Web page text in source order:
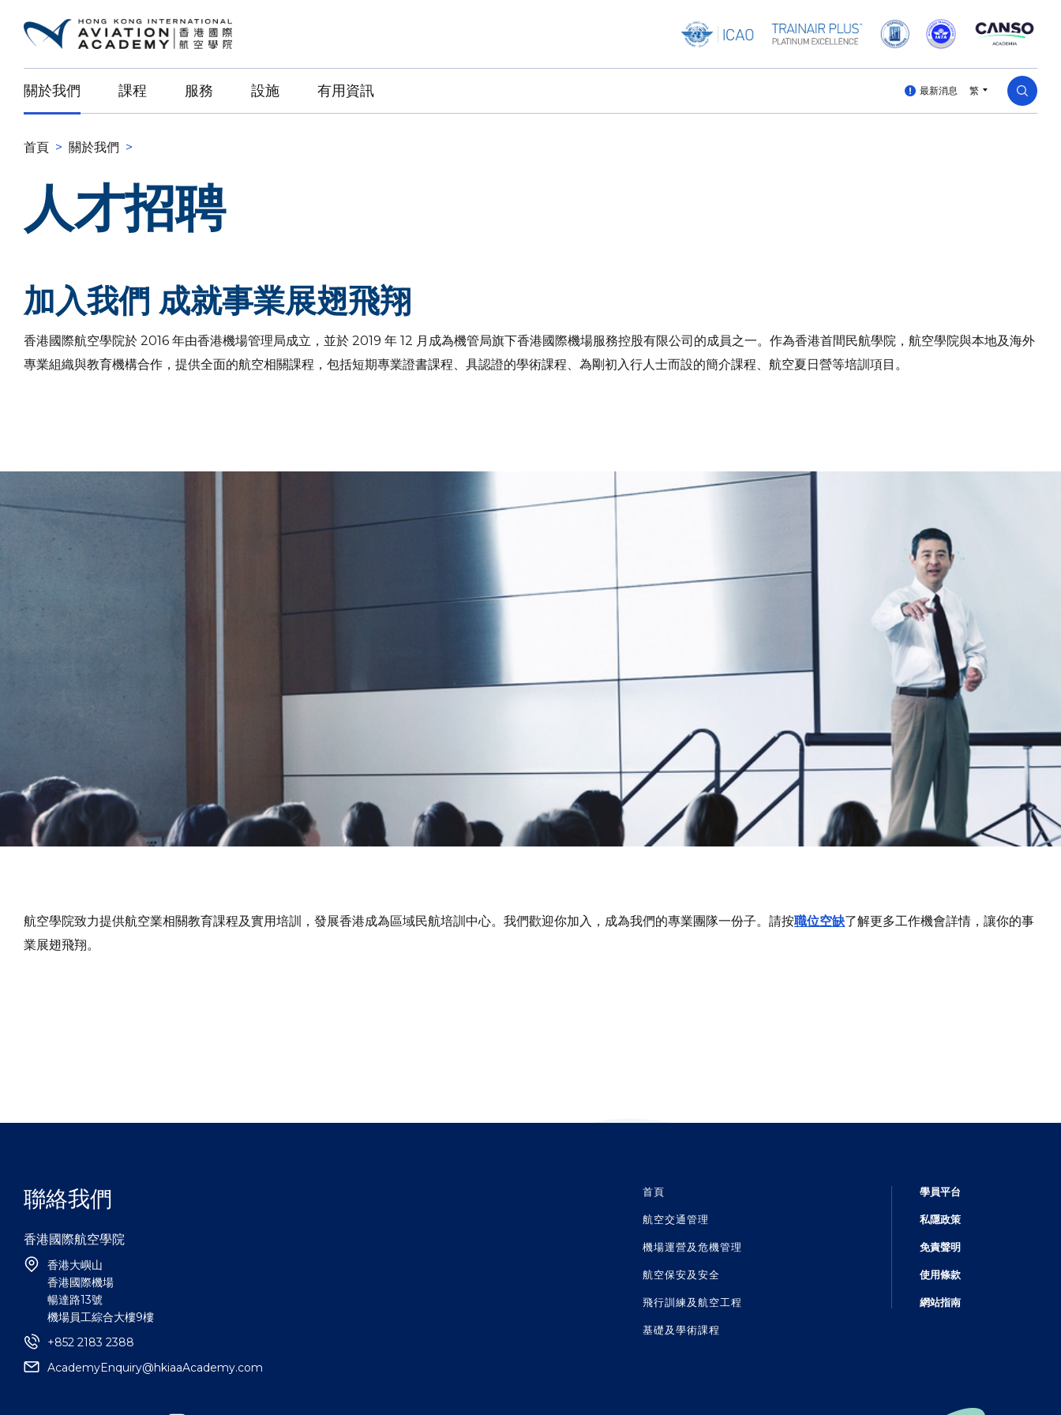
關於我們 課程 服務 設施 有用資訊 最新消息 繁
首頁 > 關於我們 >
人才招聘
加入我們 成就事業展翅飛翔
香港國際航空學院於 2016 年由香港機場管理局成立，並於 2019 年 12 月成為機管局旗下香港國際機場服務控股有限公司的成員之一。作為香港首間民航學院，航空學院與本地及海外
專業組織與教育機構合作，提供全面的航空相關課程，包括短期專業證書課程、具認證的學術課程、為剛初入行人士而設的簡介課程、航空夏日營等培訓項目。
航空學院致力提供航空業相關教育課程及實用培訓，發展香港成為區域民航培訓中心。我們歡迎你加入，成為我們的專業團隊一份子。請按職位空缺了解更多工作機會詳情，讓你的事
業展翅飛翔。
學員平台
私隱政策
免責聲明
使用條款
網站指南
首頁
航空交通管理
機場運營及危機管理
航空保安及安全
飛行訓練及航空工程
基礎及學術課程
聯絡我們
香港國際航空學院
香港大嶼山
香港國際機場
暢達路13號
機場員工綜合大樓9樓
+852 2183 2388
AcademyEnquiry@hkiaaAcademy.com